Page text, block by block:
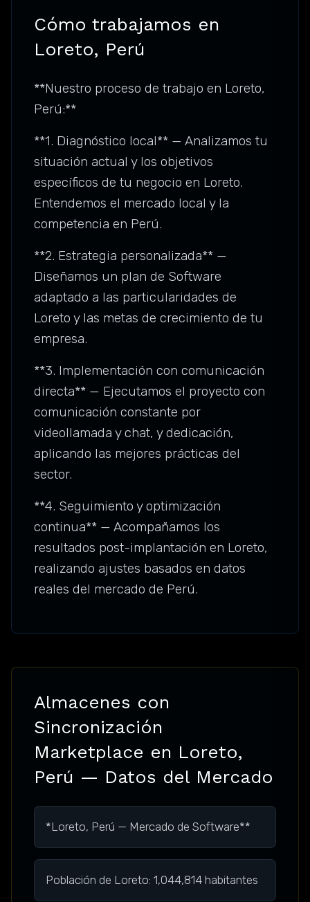
Cómo trabajamos en
Loreto, Perú
**Nuestro proceso de trabajo en Loreto,
Perú:**
**1. Diagnóstico local** — Analizamos tu
situación actual y los objetivos
específicos de tu negocio en Loreto.
Entendemos el mercado local y la
competencia en Perú.
**2. Estrategia personalizada** —
Diseñamos un plan de Software
adaptado a las particularidades de
Loreto y las metas de crecimiento de tu
empresa.
**3. Implementación con comunicación
directa** — Ejecutamos el proyecto con
comunicación constante por
videollamada y chat, y dedicación,
aplicando las mejores prácticas del
sector.
**4. Seguimiento y optimización
continua** — Acompañamos los
resultados post-implantación en Loreto,
realizando ajustes basados en datos
reales del mercado de Perú.
Almacenes con
Sincronización
Marketplace en Loreto,
Perú — Datos del Mercado
*Loreto, Perú — Mercado de Software**
Población de Loreto: 1,044,814 habitantes